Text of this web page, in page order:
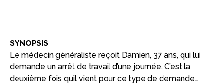
SYNOPSIS
Le médecin généraliste reçoit Damien, 37 ans, qui lui
demande un arrêt de travail d’une journée. C’est la
deuxième fois qu’il vient pour ce type de demande…